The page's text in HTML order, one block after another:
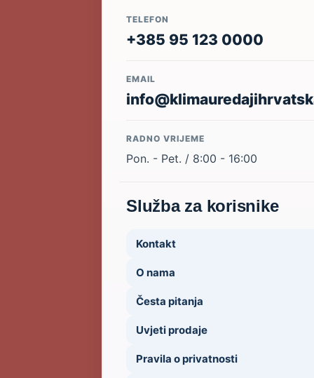
TELEFON
+385 95 123 0000
EMAIL
RADNO VRIJEME
Pon. - Pet. / 8:00 - 16:00
Služba za korisnike
Kontakt
O nama
Česta pitanja
Uvjeti prodaje
Pravila o privatnosti